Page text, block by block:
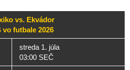
vs. Ekvádor
vo futbale 2026
streda 1. júla
03:00 SEČ